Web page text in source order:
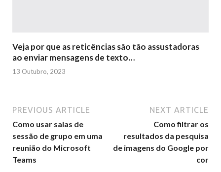
Veja por que as reticências são tão assustadoras
ao enviar mensagens de texto…
13 Outubro, 2023
PREVIOUS ARTICLE
Como usar salas de
sessão de grupo em uma
reunião do Microsoft
Teams
NEXT ARTICLE
Como filtrar os
resultados da pesquisa
de imagens do Google por
cor